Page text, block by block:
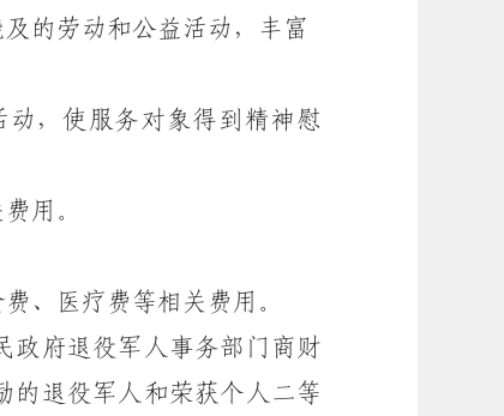
的劳动和公益活动，丰富
，使服务对象得到精神慰
用。
、医疗费等相关费用。
府退役军人事务部门商财
的退役军人和荣获个人二等